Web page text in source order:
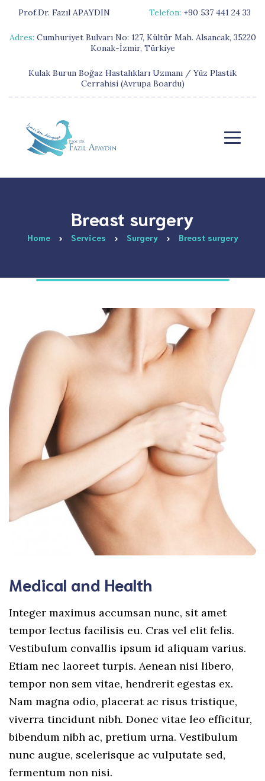
Prof.Dr. Fazıl APAYDIN Telefon: +90 537 441 24 33
Adres: Cumhuriyet Bulvarı No: 127, Kültür Mah. Alsancak, 35220
Konak-İzmir, Türkiye
Kulak Burun Boğaz Hastalıkları Uzmanı / Yüz Plastik
Cerrahisi (Avrupa Boardu)
Breast surgery
Home Services Surgery Breast surgery
Medical and Health
Integer maximus accumsan nunc, sit amet
tempor lectus facilisis eu. Cras vel elit felis.
Vestibulum convallis ipsum id aliquam varius.
Etiam nec laoreet turpis. Aenean nisi libero,
tempor non sem vitae, hendrerit egestas ex.
Nam magna odio, placerat ac risus tristique,
viverra tincidunt nibh. Donec vitae leo efficitur,
bibendum nibh ac, pretium urna. Vestibulum
nunc augue, scelerisque ac vulputate sed,
fermentum non nisi.